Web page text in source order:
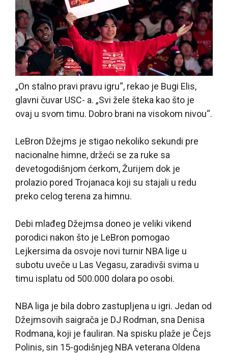
„On stalno pravi pravu igru“, rekao je Bugi Elis,
glavni čuvar USC- a. „Svi žele šteka kao što je
ovaj u svom timu. Dobro brani na visokom nivou“.
LeBron Džejms je stigao nekoliko sekundi pre
nacionalne himne, držeći se za ruke sa
devetogodišnjom ćerkom, Žurijem dok je
prolazio pored Trojanaca koji su stajali u redu
preko celog terena za himnu.
Debi mlađeg Džejmsa doneo je veliki vikend
porodici nakon što je LeBron pomogao
Lejkersima da osvoje novi turnir NBA lige u
subotu uveče u Las Vegasu, zaradivši svima u
timu isplatu od 500.000 dolara po osobi.
NBA liga je bila dobro zastupljena u igri. Jedan od
Džejmsovih saigrača je DJ Rodman, sna Denisa
Rodmana, koji je fauliran. Na spisku plaže je Čejs
Polinis, sin 15-godišnjeg NBA veterana Oldena